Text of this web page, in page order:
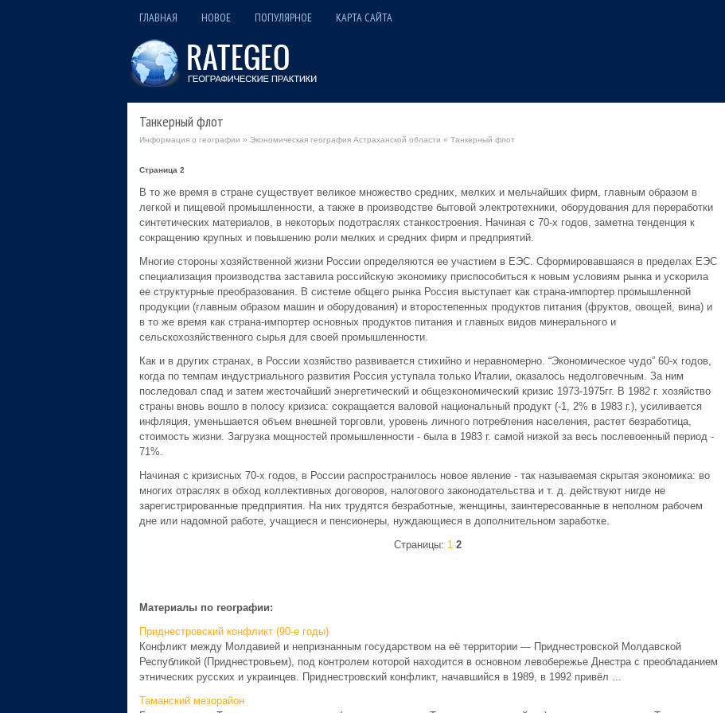
ГЛАВНАЯ НОВОЕ ПОПУЛЯРНОЕ КАРТА САЙТА
Танкерный флот
Информация о географии » Экономическая география Астраханской области » Танкерный флот
Страница 2
В то же время в стране существует великое множество средних, мелких и мельчайших фирм, главным образом в
легкой и пищевой промышленности, а также в производстве бытовой электротехники, оборудования для переработки
синтетических материалов, в некоторых подотраслях станкостроения. Начиная с 70-х годов, заметна тенденция к
сокращению крупных и повышению роли мелких и средних фирм и предприятий.
Многие стороны хозяйственной жизни России определяются ее участием в ЕЭС. Сформировавшаяся в пределах ЕЭС
специализация производства заставила российскую экономику приспособиться к новым условиям рынка и ускорила
ее структурные преобразования. В системе общего рынка Россия выступает как страна-импортер промышленной
продукции (главным образом машин и оборудования) и второстепенных продуктов питания (фруктов, овощей, вина) и
в то же время как страна-импортер основных продуктов питания и главных видов минерального и
сельскохозяйственного сырья для своей промышленности.
Как и в других странах, в России хозяйство развивается стихийно и неравномерно. “Экономическое чудо” 60-х годов,
когда по темпам индустриального развития Россия уступала только Италии, оказалось недолговечным. За ним
последовал спад и затем жесточайший энергетический и общеэкономический кризис 1973-1975гг. В 1982 г. хозяйство
страны вновь вошло в полосу кризиса: сокращается валовой национальный продукт (-1, 2% в 1983 г.), усиливается
инфляция, уменьшается объем внешней торговли, уровень личного потребления населения, растет безработица,
стоимость жизни. Загрузка мощностей промышленности - была в 1983 г. самой низкой за весь послевоенный период -
71%.
Начиная с кризисных 70-х годов, в России распространилось новое явление - так называемая скрытая экономика: во
многих отраслях в обход коллективных договоров, налогового законодательства и т. д. действуют нигде не
зарегистрированные предприятия. На них трудятся безработные, женщины, заинтересованные в неполном рабочем
дне или надомной работе, учащиеся и пенсионеры, нуждающиеся в дополнительном заработке.
Страницы: 1 2
Материалы по географии:
Приднестровский конфликт (90-е годы)
Конфликт между Молдавией и непризнанным государством на её территории — Приднестровской Молдавской
Республикой (Приднестровьем), под контролем которой находится в основном левобережье Днестра с преобладанием
этнических русских и украинцев. Приднестровский конфликт, начавшийся в 1989, в 1992 привёл ...
Таманский мезорайон